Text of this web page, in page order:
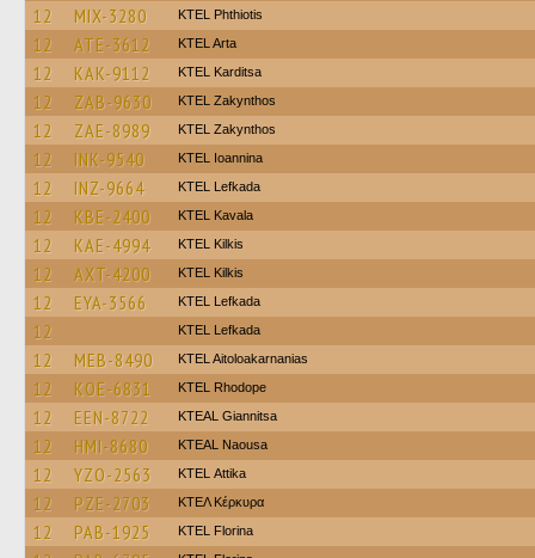
12 MIX-3280 ΚΤΕL Phthiotis
12 ATE-3612 KTEL Arta
12 KAK-9112 ΚΤΕL Karditsa
12 ZAB-9630 KTEL Zakynthos
12 ZAE-8989 KTEL Zakynthos
12 INK-9540 KTEL Ioannina
12 INZ-9664 KTEL Lefkada
12 KBE-2400 KTEL Kavala
12 KAE-4994 KTEL Kilkis
12 AXT-4200 KTEL Kilkis
12 EYA-3566 KTEL Lefkada
12 KTEL Lefkada
12 MEB-8490 KTEL Aitoloakarnanias
12 KOE-6831 KTEL Rhodope
12 EEN-8722 KTEAL Giannitsa
12 HMI-8680 KTEAL Naousa
12 YZO-2563 KΤΕL Αttika
12 PZE-2703 ΚΤΕΛ Κέρκυρα
12 PAB-1925 KTEL Florina